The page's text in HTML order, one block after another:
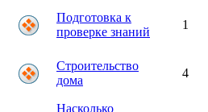
Подготовка к
проверке знаний
1
Строительство
дома
4
Насколько